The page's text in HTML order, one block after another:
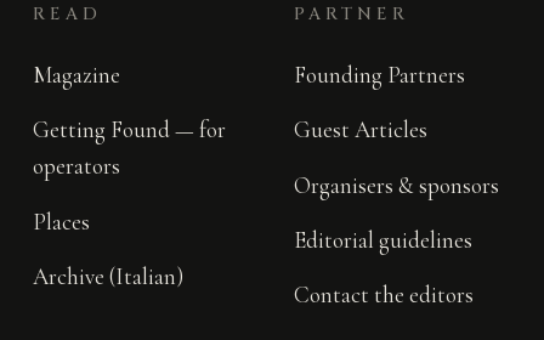
READ
Magazine
Getting Found — for
operators
Places
Archive (Italian)
PARTNER
Founding Partners
Guest Articles
Organisers & sponsors
Editorial guidelines
Contact the editors